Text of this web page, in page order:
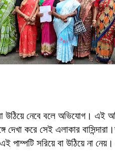
উঠিয়ে নেবে বলে অভিযোগ। এই
করে সেই এলাকার
সরিয়ে বা উঠিয়ে না নেয়।